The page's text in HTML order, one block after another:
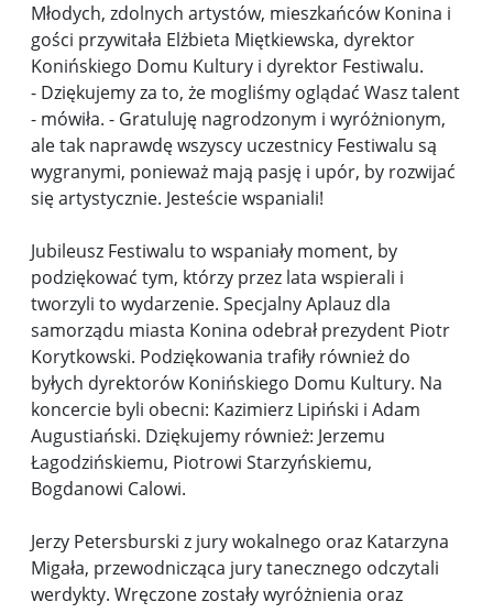
Młodych, zdolnych artystów, mieszkańców Konina i
gości przywitała Elżbieta Miętkiewska, dyrektor
Konińskiego Domu Kultury i dyrektor Festiwalu.
- Dziękujemy za to, że mogliśmy oglądać Wasz talent
- mówiła. - Gratuluję nagrodzonym i wyróżnionym,
ale tak naprawdę wszyscy uczestnicy Festiwalu są
wygranymi, ponieważ mają pasję i upór, by rozwijać
się artystycznie. Jesteście wspaniali!
Jubileusz Festiwalu to wspaniały moment, by
podziękować tym, którzy przez lata wspierali i
tworzyli to wydarzenie. Specjalny Aplauz dla
samorządu miasta Konina odebrał prezydent Piotr
Korytkowski. Podziękowania trafiły również do
byłych dyrektorów Konińskiego Domu Kultury. Na
koncercie byli obecni: Kazimierz Lipiński i Adam
Augustiański. Dziękujemy również: Jerzemu
Łagodzińskiemu, Piotrowi Starzyńskiemu,
Bogdanowi Calowi.
Jerzy Petersburski z jury wokalnego oraz Katarzyna
Migała, przewodnicząca jury tanecznego odczytali
werdykty. Wręczone zostały wyróżnienia oraz